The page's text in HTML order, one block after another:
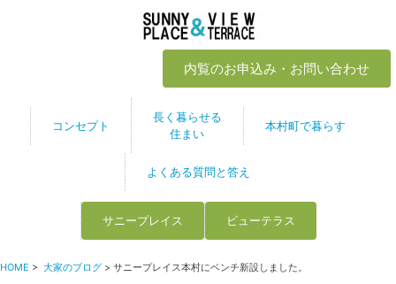
内覧のお申込み・お問い合わせ
コンセプト
長く暮らせる
住まい
本村町で暮らす
よくある質問と答え
サニープレイス ビューテラス
HOME > 大家のブログ > サニープレイス本村にベンチ新設しました。